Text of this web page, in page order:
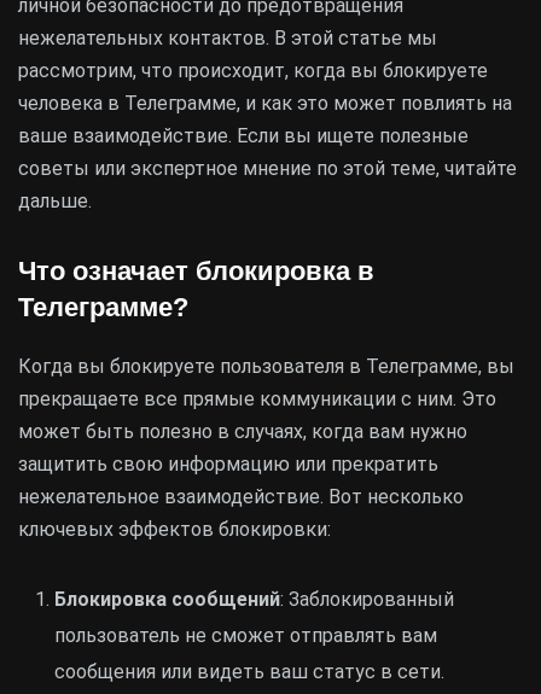
личной безопасности до предотвращения
нежелательных контактов. В этой статье мы
рассмотрим, что происходит, когда вы блокируете
человека в Телеграмме, и как это может повлиять на
ваше взаимодействие. Если вы ищете полезные
советы или экспертное мнение по этой теме, читайте
дальше.
Что означает блокировка в
Телеграмме?
Когда вы блокируете пользователя в Телеграмме, вы
прекращаете все прямые коммуникации с ним. Это
может быть полезно в случаях, когда вам нужно
защитить свою информацию или прекратить
нежелательное взаимодействие. Вот несколько
ключевых эффектов блокировки:
Блокировка сообщений: Заблокированный
пользователь не сможет отправлять вам
сообщения или видеть ваш статус в сети.